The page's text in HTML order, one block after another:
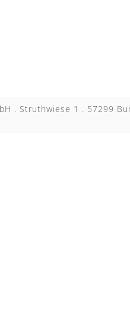
. Struthwiese 1 . 57299